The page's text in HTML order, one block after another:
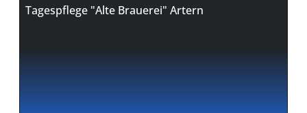
Tagespflege "Alte Brauerei" Artern